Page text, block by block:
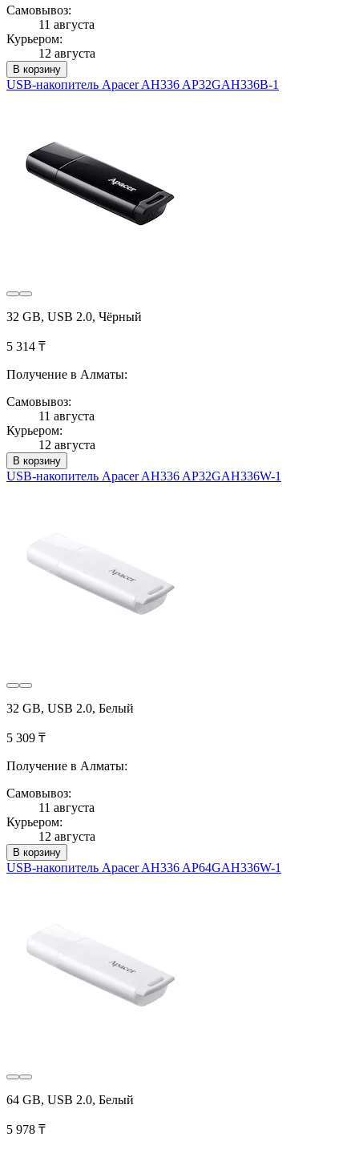
Самовывоз:
11 августа
Курьером:
12 августа
В корзину
USB-накопитель Apacer AH336 AP32GAH336B-1
32 GB, USB 2.0, Чёрный
5 314 ₸
Получение в Алматы:
Самовывоз:
11 августа
Курьером:
12 августа
В корзину
USB-накопитель Apacer AH336 AP32GAH336W-1
32 GB, USB 2.0, Белый
5 309 ₸
Получение в Алматы:
Самовывоз:
11 августа
Курьером:
12 августа
В корзину
USB-накопитель Apacer AH336 AP64GAH336W-1
64 GB, USB 2.0, Белый
5 978 ₸